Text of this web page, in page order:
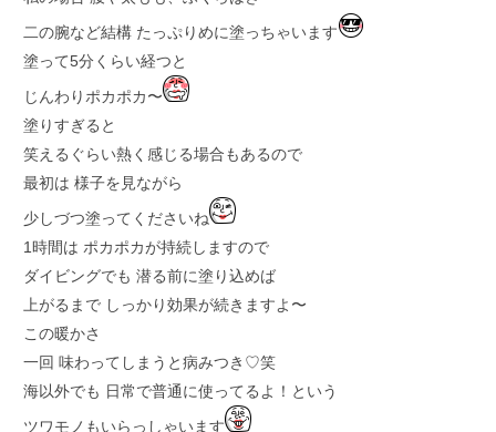
二の腕など結構 たっぷりめに塗っちゃいます
塗って5分くらい経つと
じんわりポカポカ〜
塗りすぎると
笑えるぐらい熱く感じる場合もあるので
最初は 様子を見ながら
少しづつ塗ってくださいね
1時間は ポカポカが持続しますので
ダイビングでも 潜る前に塗り込めば
上がるまで しっかり効果が続きますよ〜
この暖かさ
一回 味わってしまうと病みつき♡笑
海以外でも 日常で普通に使ってるよ！という
ツワモノもいらっしゃいます